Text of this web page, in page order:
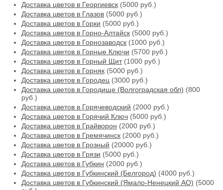
Доставка цветов в Георгиевск (5000 руб.)
Доставка цветов в Глазов (5000 руб.)
Доставка цветов в Горки (5000 руб.)
Доставка цветов в Горно-Алтайск (5000 руб.)
Доставка цветов в Горнозаводск (1000 руб.)
Доставка цветов в Горные Ключи (5700 руб.)
Доставка цветов в Горный Щит(1000 руб.)
Доставка цветов в Горняк (5000 руб.)
Доставка цветов в Городец (3000 руб.)
Доставка цветов в Городище (Волгоградская обл) (800
руб.)
Доставка цветов в Горячеводский (2000 руб.)
Доставка цветов в Горячий Ключ (5000 руб.)
Доставка цветов в Грайворон (2000 руб.)
Доставка цветов в Гремячинск (2000 руб.)
Доставка цветов в Грозный (20000 руб.)
Доставка цветов в Грязи (5000 руб.)
Доставка цветов в Губкин (2000 руб.)
Доставка цветов в Губкинский (Белгород) (4000 руб.)
Доставка цветов в Губкинский (Ямало-Ненецкий АО) (5000